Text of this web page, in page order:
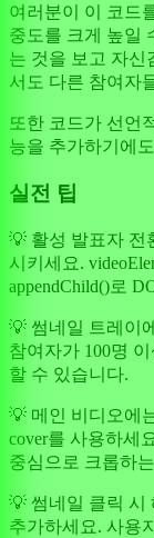
여러분이 이 코드
중도를 크게 높일
는 것을 보고 자신
서도 다른 참여자
또한 코드가 선언
능을 추가하기에
실전 팁
💡 활성 발표자 전
시키세요.
appendChild()로
💡 썸네일 트레이
참여자가 100명
할 수 있습니다.
💡 메인 비디오에
cover를 사용하세
중심으로 크롭하
💡 썸네일 클릭 시
추가하세요. 사용